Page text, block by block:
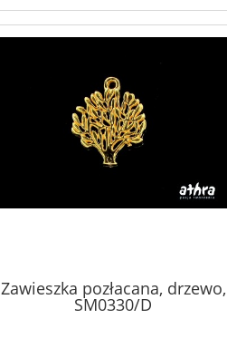
Zawieszka pozłacana, drzewo,
SM0330/D